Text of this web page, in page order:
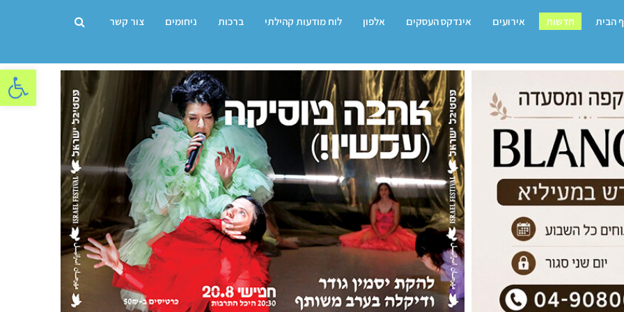
פתח
הבית חדשות אירועים אינדקס העסקים אלפון לוח מודעות קהילתי ברכות ניחומים צור קשר